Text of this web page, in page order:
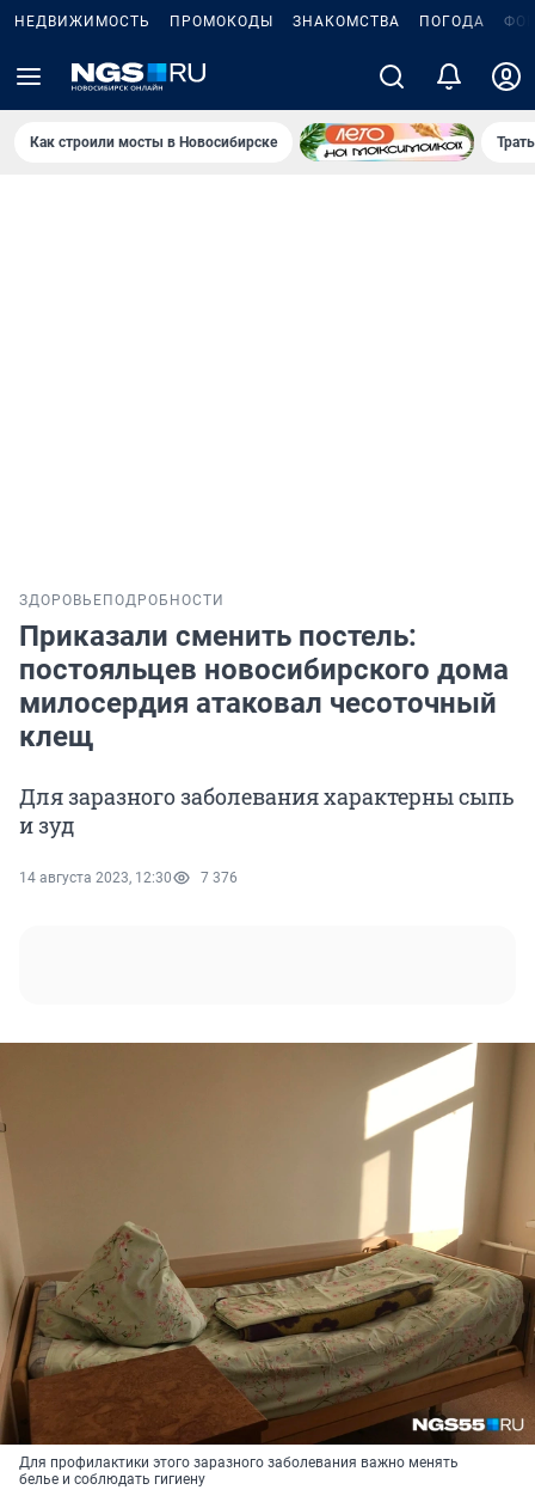
НЕДВИЖИМОСТЬ ПРОМОКОДЫ ЗНАКОМСТВА ПОГОДА
Как строили мосты в Новосибирске
ЗДОРОВЬЕ ПОДРОБНОСТИ
Приказали сменить постель:
постояльцев новосибирского дома
милосердия атаковал чесоточный
клещ
Для заразного заболевания характерны сыпь
и зуд
14 августа 2023, 12:30 7 376
Для профилактики этого заразного заболевания важно менять
белье и соблюдать гигиену